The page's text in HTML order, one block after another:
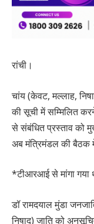
रांची।
चांय (केवट, मल्लाह,
की सूची में सम्मिलित
से संबंधित प्रस्ताव को
अब मंत्रिमंडल की बैठक
*टीआरआई से मांगा गया
डॉ रामदयाल मुंडा
निषाद) जाति को